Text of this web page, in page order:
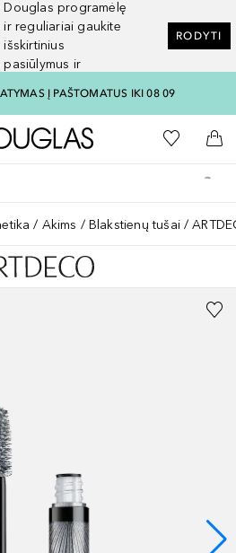
Douglas programėlę
ir reguliariai gaukite
išskirtinius
pasiūlymus ir
RODYTI
Į PAŠTOMATUS IKI 08 09
Į Douglas pagrindinį
Į mano
Į
Akims Blakstienų tušai